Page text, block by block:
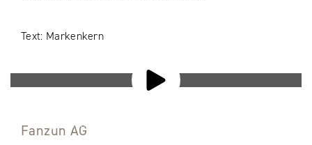
Text: Markenkern
Sobald Sie das Video laden, werden Daten zwischen
ausgetauscht.
Fanzun AG